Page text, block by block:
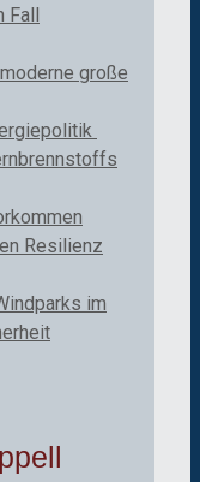
Fall
große
Resilienz
im